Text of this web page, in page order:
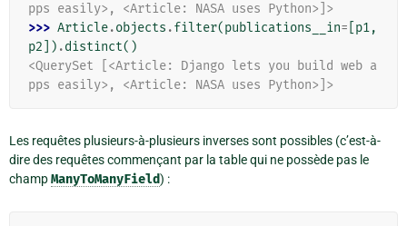
pps easily>, <Article: NASA uses Python>]>
>>> Article.objects .filter(publications__in= p1,
p2 ]) .distinct()
<QuerySet [<Article: Django lets you build web a
pps easily>, <Article: NASA uses Python>]>
Les requêtes plusieurs-à-plusieurs inverses sont possibles (c’est-à-
dire des requêtes commençant par la table qui ne possède pas le
champManyToManyField) :